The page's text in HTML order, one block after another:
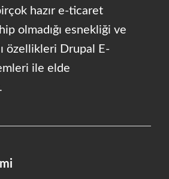
hazır e-ticaret
olmadığı esnekliği ve
özellikleri Drupal E-
ile elde